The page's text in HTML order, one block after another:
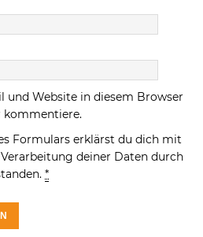
und Website in diesem Browser
kommentiere.
Formulars erklärst du dich mit
deiner Daten durch
*